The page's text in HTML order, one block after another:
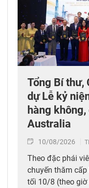
Tổng Bí thư,
dự Lễ kỷ
hàng
Australia
10/08/2026
Theo đặc phái
chuyến thăm
tối 10/8 (theo